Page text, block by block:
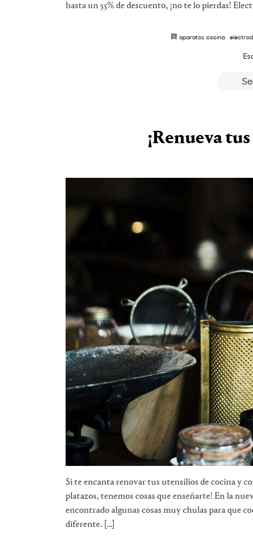
hasta un 55% de descuento, ¡no te lo pierdas!
aparatos cocina ·
¡Renueva
Si te encanta renovar tus utensilios de cocina y
platazos, tenemos cosas que enseñarte! En la
encontrado algunas cosas muy chulas para que
diferente. […]